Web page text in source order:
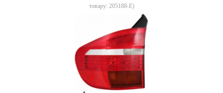
товару: 205188-E)